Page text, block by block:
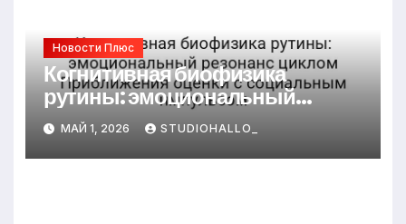
Новости Плюс
Когнитивная биофизика
рутины: эмоциональный
резонанс циклом Приближения
оценки с социальным
импульсом
МАЙ 1, 2026 STUDIOHALLO_